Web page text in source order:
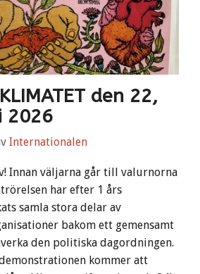
den 22,
2026
Internationalen
Innan väljarna går till valurnorna
har efter 1 års
samla stora delar av
bakom ett gemensamt
den politiska dagordningen.
kommer att